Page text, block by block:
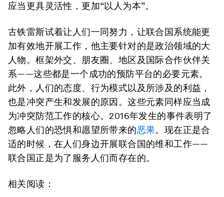
应当更具灵活性，更加“以人为本”。
古铁雷斯试着让人们一同努力，让联合国系统能更
加有效地开展工作，他主要针对的是政治领域的大
人物。框架外交、朋友圈、地区及国际合作伙伴关
系——这些都是一个成功的预防平台的必要元素。
此外，人们的态度、行为模式以及所涉及的利益，
也是冲突产生和发展的原因。这些元素同样应当成
为冲突防范工作的核心。2016年发生的事件表明了
忽略人们的恐惧和愿望所带来的恶果。现在正是合
适的时候，在人们身边开展联合国的维和工作——
联合国正是为了服务人们而存在的。
相关阅读：